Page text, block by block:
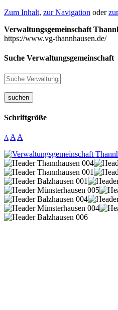
Zum Inhalt, zur Navigation oder
Verwaltungsgemeinschaft
https://www.vg-thannhausen.de/
Suche Verwaltungsgemeinschaft
suchen
Schriftgröße
A A A